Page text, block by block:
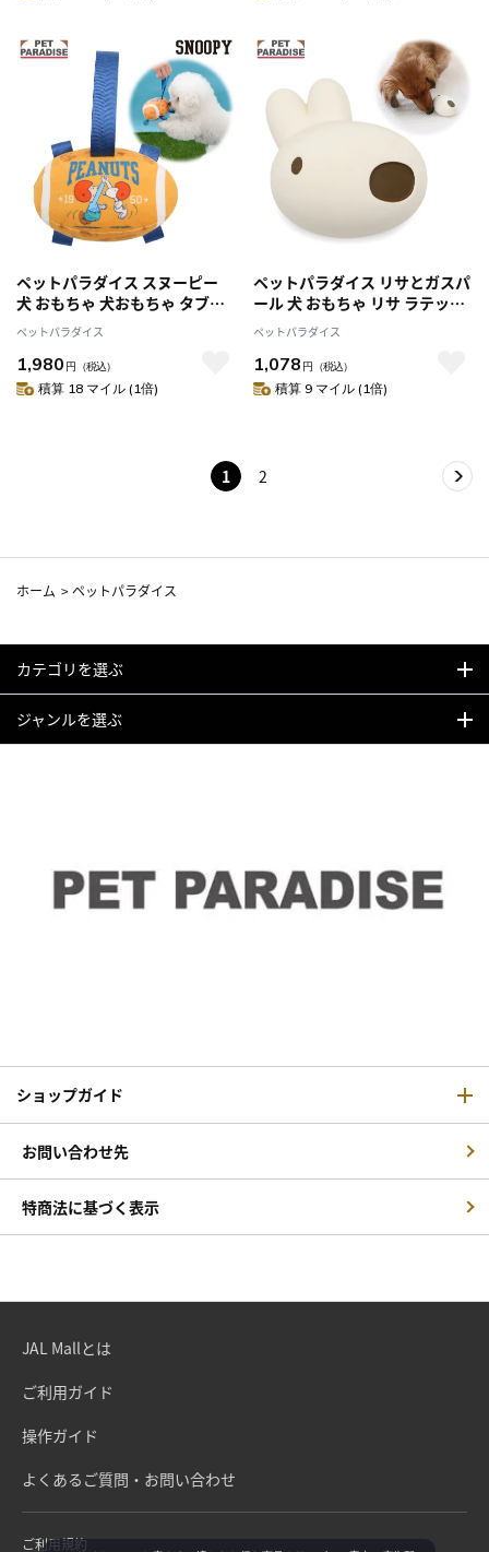
ペットパラダイス スヌーピー
犬 おもちゃ 犬おもちゃ タブ付
き ラグビーボール トイ 犬用お
もちゃ ペット ボール 噛む 音 鳴
る オモチャ ペットトイ 玩具
TOY
ペットパラダイス
1,980 円 （税込）
積算 18 マイル (1倍)
ペットパラダイス リサとガスパ
ール 犬 おもちゃ リサ ラテック
ス トイ 犬用おもちゃ 噛む 音 鳴
る 音が鳴る おうちで遊ぼう お
うち時間 オモチャ ペットトイ
玩具 TOY おもしろ
ペットパラダイス
1,078 円 （税込）
積算 9 マイル (1倍)
1 2
ホーム >ペットパラダイス
カテゴリを選ぶ
ジャンルを選ぶ
ショップガイド
お問い合わせ先
特商法に基づく表示
JAL Mallとは
ご利用ガイド
操作ガイド
よくあるご質問・お問い合わせ
ご利用規約